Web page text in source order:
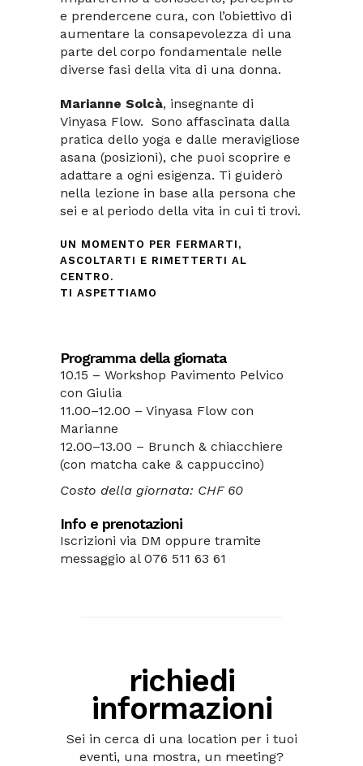
e prendercene cura, con l’obiettivo di
aumentare la consapevolezza di una
parte del corpo fondamentale nelle
diverse fasi della vita di una donna.
Marianne Solcà, insegnante di
Vinyasa Flow. Sono affascinata dalla
pratica dello yoga e dalle meravigliose
asana (posizioni), che puoi scoprire e
adattare a ogni esigenza. Ti guiderò
nella lezione in base alla persona che
sei e al periodo della vita in cui ti trovi.
UN MOMENTO PER FERMARTI,
ASCOLTARTI E RIMETTERTI AL
CENTRO.
TI ASPETTIAMO
Programma della giornata
10.15 – Workshop Pavimento Pelvico
con Giulia
11.00–12.00 – Vinyasa Flow con
Marianne
12.00–13.00 – Brunch & chiacchiere
(con matcha cake & cappuccino)
Costo della giornata: CHF 60
Info e prenotazioni
Iscrizioni via DM oppure tramite
messaggio al 076 511 63 61
richiedi
informazioni
Sei in cerca di una location per i tuoi
eventi, una mostra, un meeting?